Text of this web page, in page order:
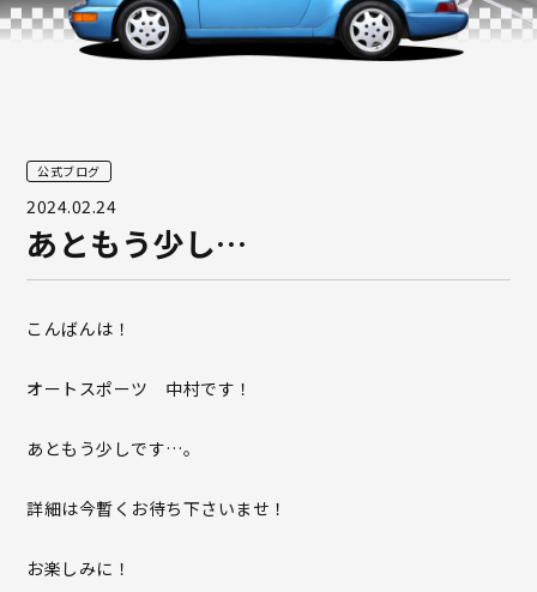
公式ブログ
2024.02.24
あともう少し…
こんばんは！
オートスポーツ 中村です！
あともう少しです…。
詳細は今暫くお待ち下さいませ！
お楽しみに！